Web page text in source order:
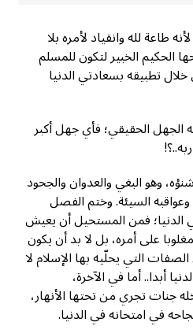
طاعة لله وانقياد لأمره بلا
الحكيم الخبير لتكون للمسلم
تطبيقه بسعادتي الدنيا
الجهل الحقيقي؛ فأي جهل أكبر
وهو البغي والعدوان والجحود
السيئة. وختم الفصل
الدنيا؛ فمن المستحيل أن يعيش
على أمره، بل لا بد أن يكون
التي يحلّيه بها الإسلام لا
أبدا.. أما في الآخرة،
جنات تجري من تحتها الأنهار،
في امتحانه في الدنيا.